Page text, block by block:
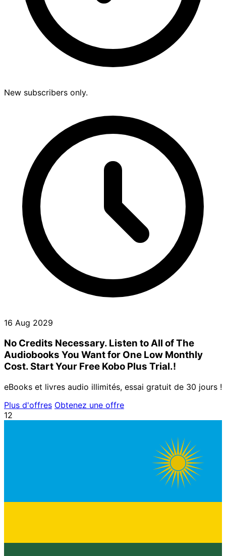
New subscribers only.
16 Aug 2029
No Credits Necessary. Listen to All of The
Audiobooks You Want for One Low Monthly
Cost. Start Your Free Kobo Plus Trial.!
eBooks et livres audio illimités, essai gratuit de 30 jours !
Plus d'offres Obtenez une offre
12